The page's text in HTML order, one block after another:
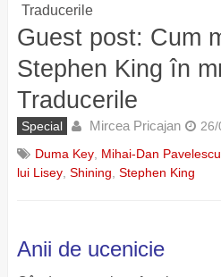
Traducerile
Guest post: Cum
Stephen King în
Traducerile
Special Mircea Pricajan
Duma Key, Mihai-Dan Pavelescu
lui Lisey, Shining Stephen King
Anii de ucenicie